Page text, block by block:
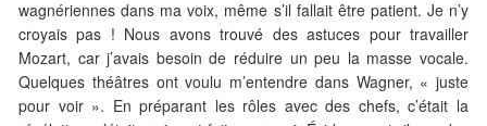
wagnériennes dans ma voix, même s’il fallait être patient. Je n’y
croyais pas ! Nous avons trouvé des astuces pour travailler
Mozart, car j’avais besoin de réduire un peu la masse vocale.
Quelques théâtres ont voulu m’entendre dans Wagner, « juste
pour voir ». En préparant les rôles avec des chefs, c’était la